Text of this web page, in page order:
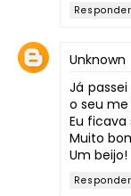
Responder
Unknown
Já
o seu me
Eu ficava
Muito
Um beijo!
Responder